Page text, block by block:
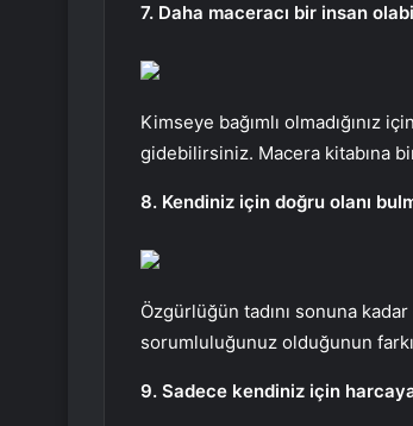
7. Daha maceracı bir insan
Kimseye bağımlı olmadığınız
gidebilirsiniz. Macera kitabına
8. Kendiniz için doğru olanı
Özgürlüğün tadını sonuna
sorumluluğunuz olduğunun
9. Sadece kendiniz için